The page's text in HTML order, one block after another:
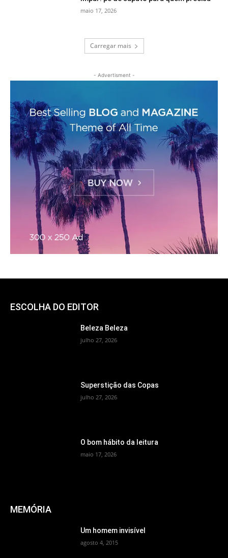
maio 17, 2026
Carregar mais
- Advertisment -
ESCOLHA DO EDITOR
Beleza Beleza
julho 27, 2026
Superstição das Copas
julho 27, 2026
O bom hábito da leitura
maio 17, 2026
MEMÓRIA
Um homem invisível
agosto 4, 2015